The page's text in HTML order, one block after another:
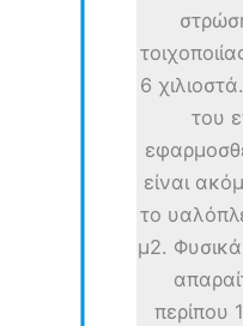
6
του
είναι
το
μ2.
περίπου